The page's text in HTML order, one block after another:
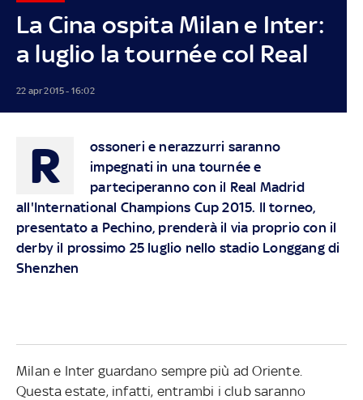
La Cina ospita Milan e Inter:
a luglio la tournée col Real
22 apr 2015 - 16:02
R
ossoneri e nerazzurri saranno
impegnati in una tournée e
parteciperanno con il Real Madrid
all'International Champions Cup 2015. Il torneo,
presentato a Pechino, prenderà il via proprio con il
derby il prossimo 25 luglio nello stadio Longgang di
Shenzhen
Milan e Inter guardano sempre più ad Oriente.
Questa estate, infatti, entrambi i club saranno